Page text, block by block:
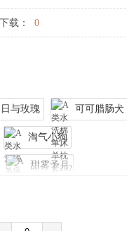
载： 0
与玫瑰 可可腊肠犬
淘气小狗
甜雾予月
钩蓝